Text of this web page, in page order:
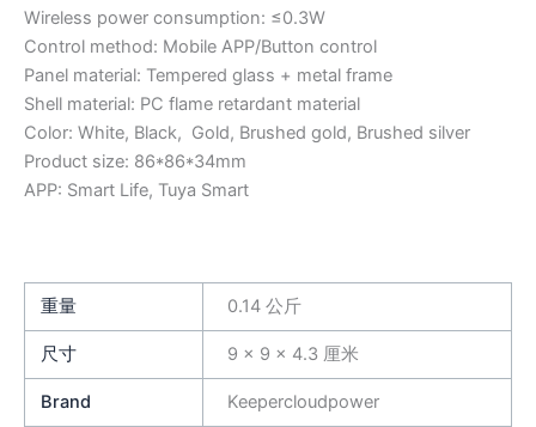
Wireless power consumption: ≤0.3W
Control method: Mobile APP/Button control
Panel material: Tempered glass + metal frame
Shell material: PC flame retardant material
Color: White, Black, Gold, Brushed gold, Brushed silver
Product size: 86*86*34mm
APP: Smart Life, Tuya Smart
重量 0.14 公斤
尺寸 9 × 9 × 4.3 厘米
Brand Keepercloudpower